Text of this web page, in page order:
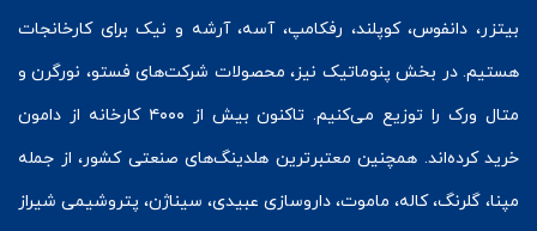
بیتزر، دانفوس،کوپلند، رفکامپ، آسه، آرشه و نیک برای کارخانجات
هستیم. در بخش پنوماتیک نیز، محصولات شرکت‌های فستو، نورگرن و
متال ورک
را توزیع می‌کنیم. تاکنون بیش از ۴۰۰۰ کارخانه از دامون
خرید کرده‌اند. همچنین معتبرترین هلدینگ‌های صنعتی کشور، از جمله
مپنا، گلرنگ، کاله، ماموت، داروسازی عبیدی، سیناژن، پتروشیمی شیراز